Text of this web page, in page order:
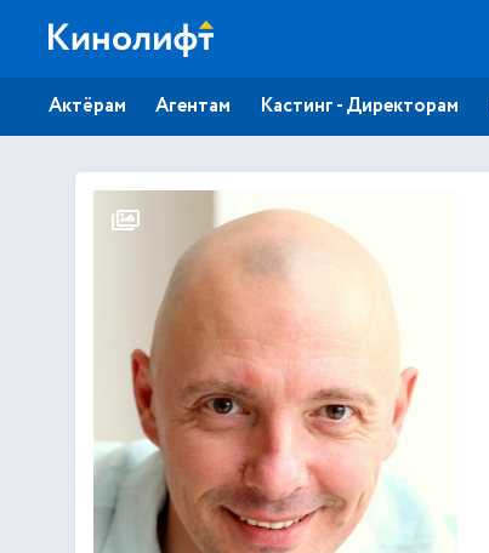
Актёрам Агентам Кастинг - Директорам